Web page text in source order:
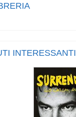
INTERESSANTI